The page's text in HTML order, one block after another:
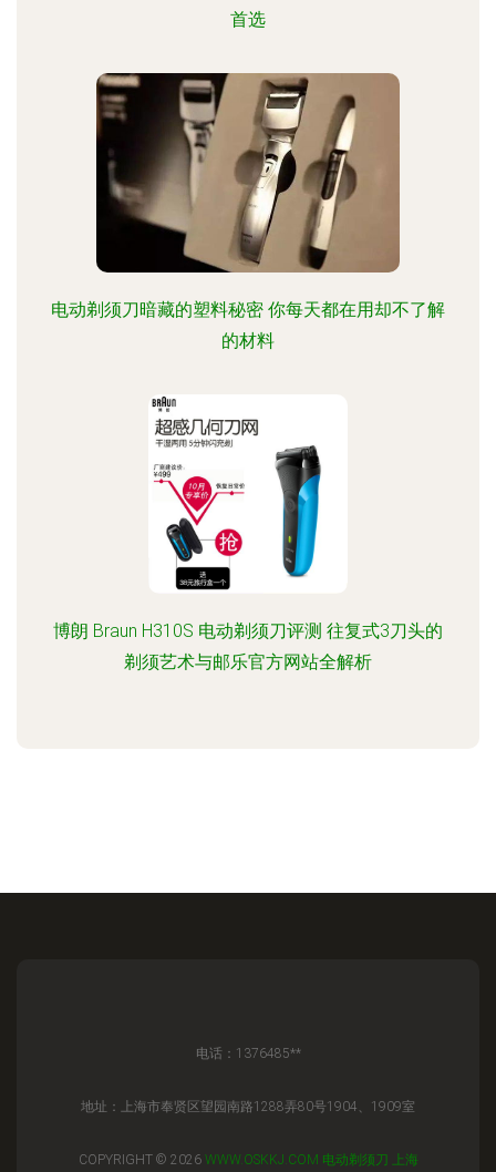
首选
电动剃须刀暗藏的塑料秘密 你每天都在用却不了解
的材料
博朗 Braun H310S 电动剃须刀评测 往复式3刀头的
剃须艺术与邮乐官方网站全解析
电话：1376485**
地址：上海市奉贤区望园南路1288弄80号1904、1909室
COPYRIGHT © 2026 WWW.OSKKJ.COM 电动剃须刀 上海